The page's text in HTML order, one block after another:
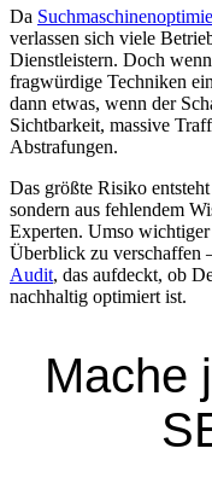
Da
verlassen sich viele
Dienstleistern. Doch
fragwürdige Techniken
dann etwas, wenn der
Sichtbarkeit, massive
Abstrafungen.
Das größte Risiko
sondern aus fehlendem
Experten. Umso
Überblick zu verschaffen
Audit, das aufdeckt, ob
nachhaltig optimiert ist.
Mache